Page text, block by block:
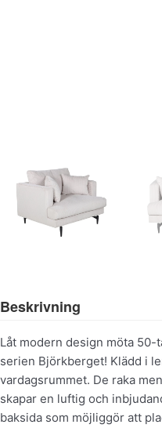
Beskrivning
Låt modern design möta
serien Björkberget! Klädd i
vardagsrummet. De raka
skapar en luftig och
baksida som möjliggör att